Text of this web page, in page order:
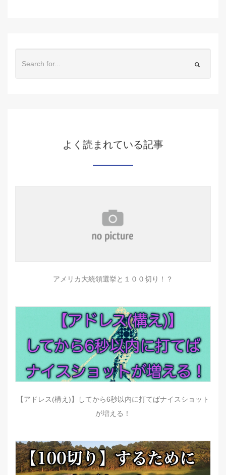
よく読まれている記事
アメリカ大統領選挙と１００切り！？
【アドレス(構え)】してから6秒以内に打てばナイスショット
が増える！